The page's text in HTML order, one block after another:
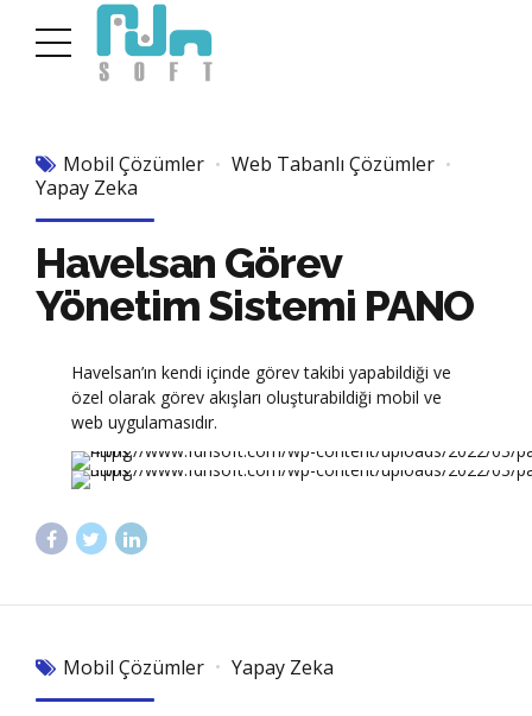
Mobil Çözümler
Web Tabanlı Çözümler
Yapay Zeka
Havelsan Görev
Yönetim Sistemi PANO
Havelsan’ın kendi içinde görev takibi yapabildiği ve
özel olarak görev akışları oluşturabildiği mobil ve
web uygulamasıdır.
Mobil Çözümler Yapay Zeka